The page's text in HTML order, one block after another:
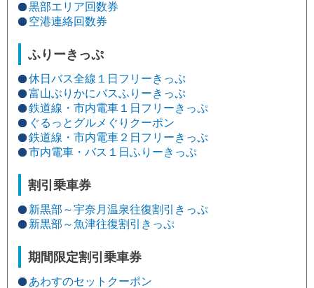
黒部エリア回数券
空港連絡回数券
ふりーきっぷ
休日バス全線１日フリーきっぷ
富山ぶりかにバスふりーきっぷ
鉄道線・市内電車１日フリーきっぷ
ぐるっとグルメぐりクーポン
鉄道線・市内電車２日フリーきっぷ
市内電車・バス１日ふりーきっぷ
割引乗車券
新黒部～宇奈月温泉往復割引きっぷ
新黒部～魚津往復割引きっぷ
期間限定割引乗車券
あわすのセットクーポン